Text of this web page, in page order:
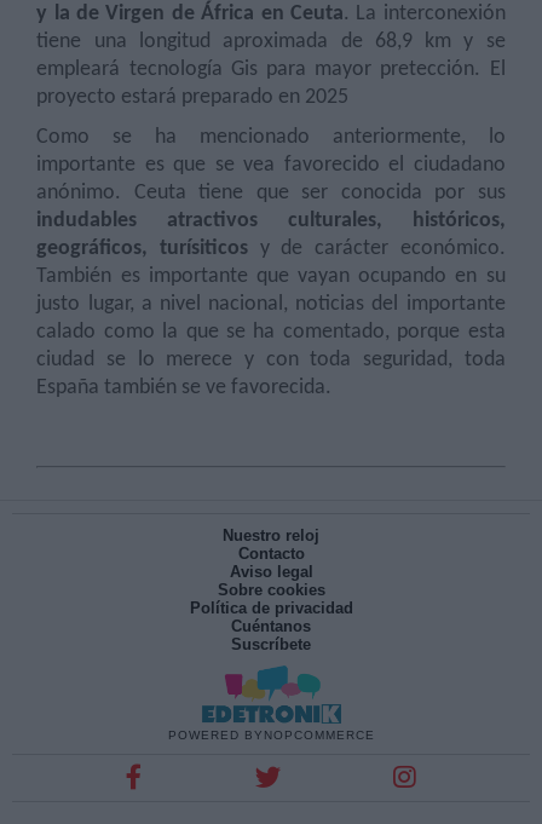
y la de Virgen de África en Ceuta. La interconexión
tiene una longitud aproximada de 68,9 km y se
empleará tecnología Gis para mayor pretección. El
proyecto estará preparado en 2025
Como se ha mencionado anteriormente, lo
importante es que se vea favorecido el ciudadano
anónimo. Ceuta tiene que ser conocida por sus
indudables atractivos culturales, históricos,
geográficos, turísiticos y de carácter económico.
También es importante que vayan ocupando en su
justo lugar, a nivel nacional, noticias del importante
calado como la que se ha comentado, porque esta
ciudad se lo merece y con toda seguridad, toda
España también se ve favorecida.
Nuestro reloj
Contacto
Aviso legal
Sobre cookies
Política de privacidad
Cuéntanos
Suscríbete
POWERED BY NOPCOMMERCE